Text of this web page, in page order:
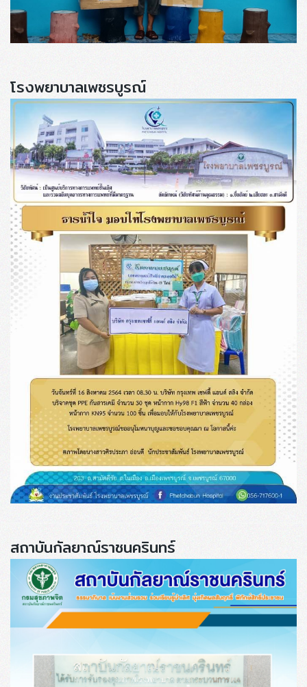
โรงพยาบาลเพชรบูรณ์
สถาบันกัลยาณ์ราชนครินทร์